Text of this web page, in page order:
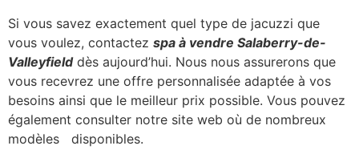
Si vous savez exactement quel type de jacuzzi que
vous voulez, contactez spa à vendre Salaberry-de-
Valleyfielddès aujourd’hui. Nous nous assurerons que
vous recevrez une offre personnalisée adaptée à vos
besoins ainsi que le meilleur prix possible. Vous pouvez
également consulter notre site web où de nombreux
modèles disponibles.